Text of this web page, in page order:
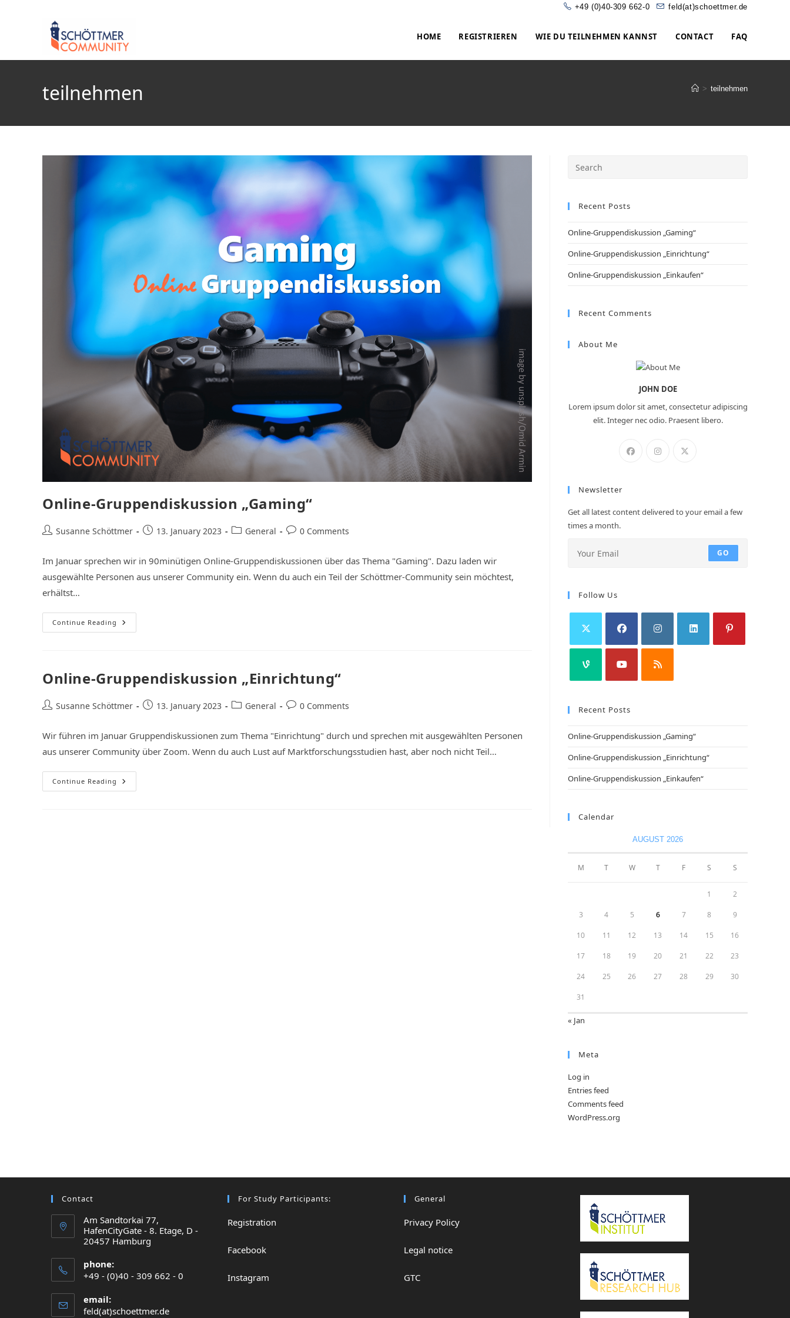
+49 (0)40-309 662-0 feld(at)schoettmer.de
HOME REGISTRIEREN WIE DU TEILNEHMEN KANNST CONTACT FAQ
teilnehmen > teilnehmen
Online-Gruppendiskussion „Gaming“
Susanne Schöttmer 13. January 2023 General 0 Comments
Im Januar sprechen wir in 90minütigen Online-Gruppendiskussionen über das Thema "Gaming". Dazu laden wir
ausgewählte Personen aus unserer Community ein. Wenn du auch ein Teil der Schöttmer-Community sein möchtest,
erhältst…
Continue Reading
Online-Gruppendiskussion „Einrichtung“
Susanne Schöttmer 13. January 2023 General 0 Comments
Wir führen im Januar Gruppendiskussionen zum Thema "Einrichtung" durch und sprechen mit ausgewählten Personen
aus unserer Community über Zoom. Wenn du auch Lust auf Marktforschungsstudien hast, aber noch nicht Teil…
Continue Reading
Recent Posts
Online-Gruppendiskussion „Gaming“
Online-Gruppendiskussion „Einrichtung“
Online-Gruppendiskussion „Einkaufen“
Recent Comments
About Me
JOHN DOE
Lorem ipsum dolor sit amet, consectetur adipiscing
elit. Integer nec odio. Praesent libero.
Newsletter
Get all latest content delivered to your email a few
times a month.
GO
Follow Us
Recent Posts
Online-Gruppendiskussion „Gaming“
Online-Gruppendiskussion „Einrichtung“
Online-Gruppendiskussion „Einkaufen“
Calendar
AUGUST 2026
M T W T F S S
1 2
3 4 5 6 7 8 9
10 11 12 13 14 15 16
17 18 19 20 21 22 23
24 25 26 27 28 29 30
31
« Jan
Meta
Log in
Entries feed
Comments feed
WordPress.org
Contact
Am Sandtorkai 77,
HafenCityGate - 8. Etage, D -
20457 Hamburg
phone:
+49 - (0)40 - 309 662 - 0
email:
feld(at)schoettmer.de
For Study Participants:
Registration
Facebook
Instagram
General
Privacy Policy
Legal notice
GTC